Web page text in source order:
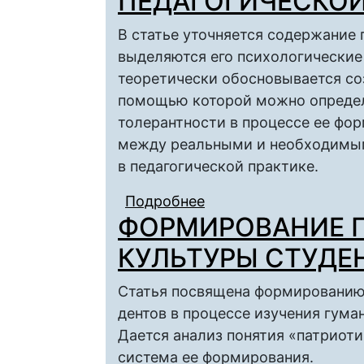
В статье уточняется содержание
выделяются его
теоретически обосновывается
помощью которой можно
толерантности в процессе ее
между реальными и
в педагогической практике.
Подробнее
ИНСТРУМЕНТАРИЙ
ФОРМИРОВАНИЕ
КУЛЬТУРЫ
Статья посвящена
дентов в процессе изучения
Дается анализ понятия
система ее формирования.